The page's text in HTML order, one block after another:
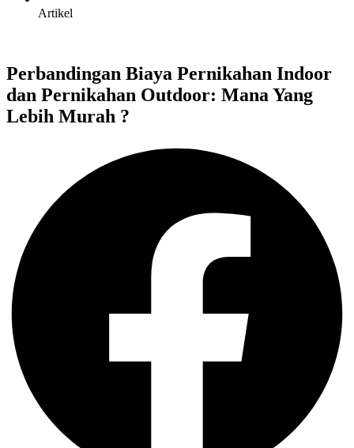
Artikel
Perbandingan Biaya Pernikahan Indoor
dan Pernikahan Outdoor: Mana Yang
Lebih Murah ?